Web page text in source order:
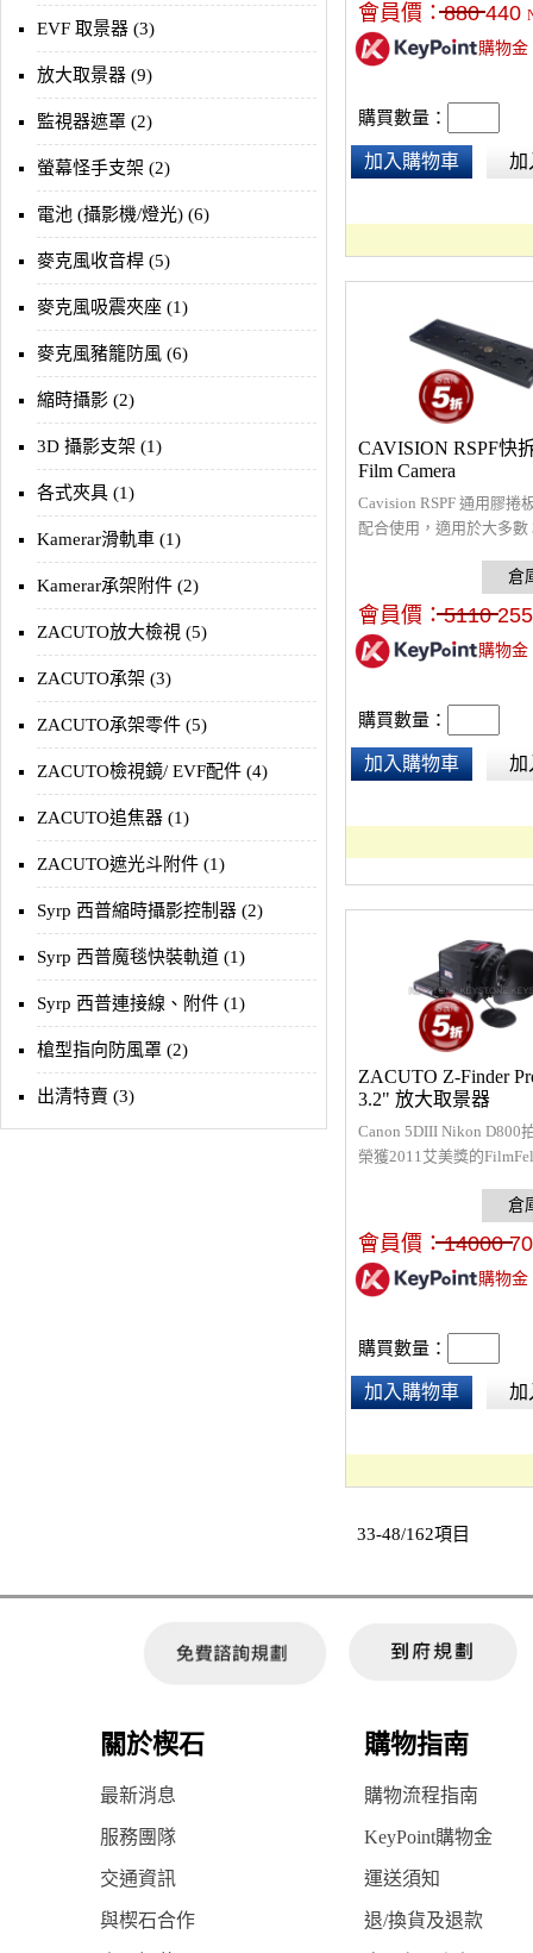
EVF 取景器 (3)
放大取景器 (9)
監視器遮罩 (2)
螢幕怪手支架 (2)
電池 (攝影機/燈光) (6)
麥克風收音桿 (5)
麥克風吸震夾座 (1)
麥克風豬籠防風 (6)
縮時攝影 (2)
3D 攝影支架 (1)
各式夾具 (1)
Kamerar滑軌車 (1)
Kamerar承架附件 (2)
ZACUTO放大檢視 (5)
ZACUTO承架 (3)
ZACUTO承架零件 (5)
ZACUTO檢視鏡/ EVF配件 (4)
ZACUTO追焦器 (1)
ZACUTO遮光斗附件 (1)
Syrp 西普縮時攝影控制器 (2)
Syrp 西普魔毯快裝軌道 (1)
Syrp 西普連接線、附件 (1)
槍型指向防風罩 (2)
出清特賣 (3)
會員價：880 440
購物金
購買數量：
加入購物車 加
CAVISION RSPF快
Film Camera
Cavision RSPF 通用膠捲
配合使用，適用於大多數
會員價：5110
購物金
購買數量：
加入購物車 加
ZACUTO Z-Finder
3.2" 放大取景器
Canon 5DIII Nikon D800
榮獲2011艾美獎的
霧鍍膜設計，專為
螢幕取景使用，畫面清晰
焦，舒適眼罩設計避免
個人視差調整曲光度附
會員價：14000
購物金
購買數量：
加入購物車 加
33-48/162項目
關於楔石 購物指南
最新消息 購物流程指南
服務團隊 KeyPoint購物金
交通資訊 運送須知
與楔石合作 退/換貨及退款